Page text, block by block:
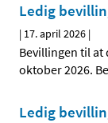
Ledig
| 17. april 2026 |
Bevillingen til at
oktober 2026.
Ledig